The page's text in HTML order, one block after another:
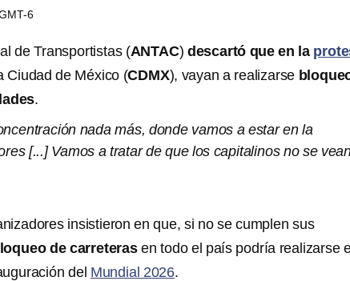
6
de Transportistas (ANTAC) descartó que en la
Ciudad de México (CDMX), vayan a realizarse
.
nada más, donde vamos a estar en la
[...] Vamos a tratar de que los capitalinos no se
insistieron en que, si no se cumplen sus
de carreterasen todo el país podría realizarse
del Mundial 2026.